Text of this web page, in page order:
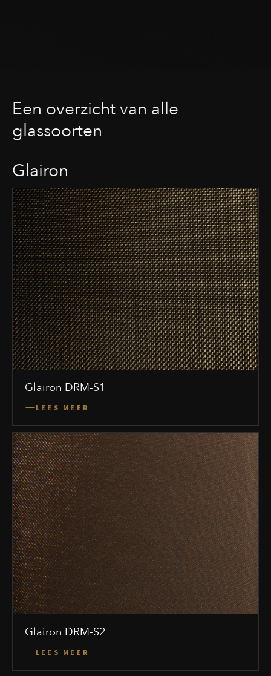
Een overzicht van alle
glassoorten
Glairon
Glairon DRM-S1
LEES MEER
Glairon DRM-S2
LEES MEER